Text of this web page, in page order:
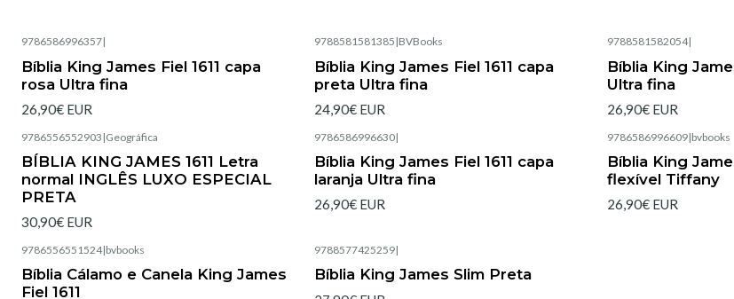
9786586996357|
Bíblia King James Fiel 1611 capa
rosa Ultra fina
26,90€ EUR
9788581581385 |BVBooks
Bíblia King James Fiel 1611 capa
preta Ultra fina
24,90€ EUR
9788581582054|
Bíblia King
Ultra fina
26,90€ EUR
9786556552903 |Geográfica
BÍBLIA KING JAMES 1611 Letra
normal INGLÊS LUXO ESPECIAL
PRETA
30,90€ EUR
9786586996630|
Bíblia King James Fiel 1611 capa
laranja Ultra fina
26,90€ EUR
9786586996609|bvbooks
Bíblia King
flexível Tiffany
26,90€ EUR
9786556551524|bvbooks
Bíblia Cálamo e Canela King James
Fiel 1611
9788577425259|
Bíblia King James Slim Preta